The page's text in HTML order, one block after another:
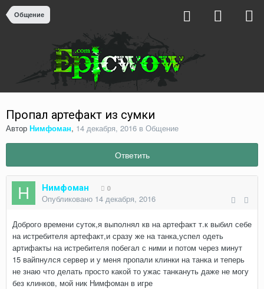
Общение
Пропал артефакт из сумки
Автор Нимфоман, 14 декабря, 2016 в Общение
Ответить
Нимфоман 0
Опубликовано 14 декабря, 2016
Доброго времени суток,я выполнял кв на артефакт т.к выбил себе
на истребителя артефакт,и сразу же на танка,успел одеть
артифакты на истребителя побегал с ними и потом через минут
15 вайпнулся сервер и у меня пропали клинки на танка и теперь
не знаю что делать просто какой то ужас танкануть даже не могу
без клинков, мой ник Нимфоман в игре